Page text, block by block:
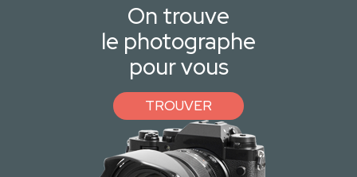
On trouve
le photographe
pour vous
TROUVER